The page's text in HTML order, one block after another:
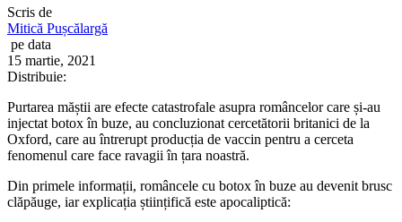
Scris de
Mitică Pușcălargă
pe data
15 martie, 2021
Distribuie:
Purtarea măștii are efecte catastrofale asupra româncelor care și-au
injectat botox în buze, au concluzionat cercetătorii britanici de la
Oxford, care au întrerupt producția de vaccin pentru a cerceta
fenomenul care face ravagii în țara noastră.
Din primele informații, româncele cu botox în buze au devenit brusc
clăpăuge, iar explicația științifică este apocaliptică: